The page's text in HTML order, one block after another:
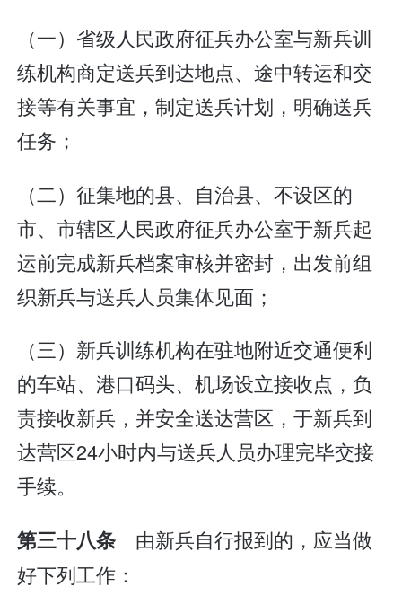
（一）省级人民政府征兵办公室与新兵训
练机构商定送兵到达地点、途中转运和交
接等有关事宜，制定送兵计划，明确送兵
任务；
（二）征集地的县、自治县、不设区的
市、市辖区人民政府征兵办公室于新兵起
运前完成新兵档案审核并密封，出发前组
织新兵与送兵人员集体见面；
（三）新兵训练机构在驻地附近交通便利
的车站、港口码头、机场设立接收点，负
责接收新兵，并安全送达营区，于新兵到
达营区24小时内与送兵人员办理完毕交接
手续。
第三十八条 由新兵自行报到的，应当做
好下列工作：